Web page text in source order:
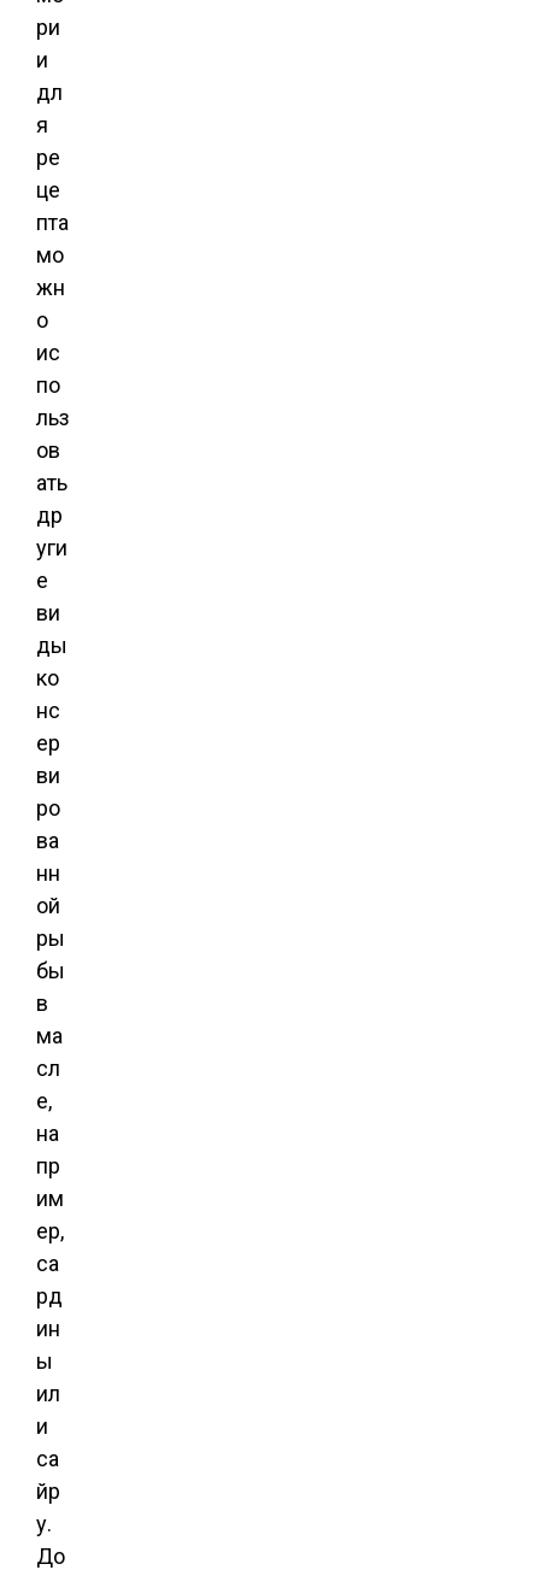
ри
и
дл
я
ре
це
пта
мо
жн
о
ис
по
льз
ов
ать
др
уги
е
ви
ды
ко
нс
ер
ви
ро
ва
нн
ой
ры
бы
в
ма
сл
е,
на
пр
им
ер,
са
рд
ин
ы
ил
и
са
йр
у.
До